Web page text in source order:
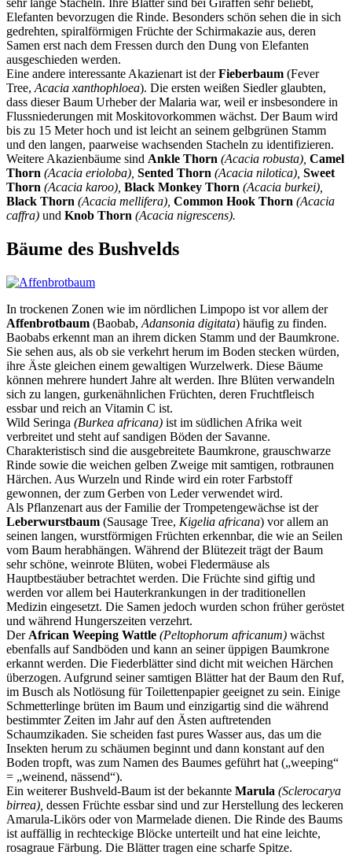
Elefanten bevorzugen die Rinde. Besonders schön sehen die in sich
gedrehten, spiralförmigen Früchte der Schirmakazie aus, deren
Samen erst nach dem Fressen durch den Dung von Elefanten
ausgeschieden werden.
Eine andere interessante Akazienart ist derFieberbaum (Fever
Tree, Acacia xanthophloea). Die ersten weißen Siedler glaubten,
dass dieser Baum Urheber der Malaria war, weil er insbesondere in
Flussniederungen mit Moskitovorkommen wächst. Der Baum wird
bis zu 15 Meter hoch und ist leicht an seinem gelbgrünen Stamm
und den langen, paarweise wachsenden Stacheln zu identifizieren.
Weitere Akazienbäume sind Ankle Thorn (Acacia robusta), Camel
Thorn (Acacia erioloba), Sented Thorn (Acacia nilotica), Sweet
Thorn (Acacia karoo), Black Monkey Thorn (Acacia burkei),
Black Thorn (Acacia mellifera), Common Hook Thorn (Acacia
caffra) und Knob Thorn (Acacia nigrescens).
Bäume des Bushvelds
In trockenen Zonen wie im nördlichen Limpopo ist vor allem der
Affenbrotbaum (Baobab, Adansonia digitata) häufig zu finden.
Baobabs erkennt man an ihrem dicken Stamm und der Baumkrone.
Sie sehen aus, als ob sie verkehrt herum im Boden stecken würden,
ihre Äste gleichen einem gewaltigen Wurzelwerk. Diese Bäume
können mehrere hundert Jahre alt werden. Ihre Blüten verwandeln
sich zu langen, gurkenähnlichen Früchten, deren Fruchtfleisch
essbar und reich an Vitamin C ist.
Wild Seringa (Burkea africana) ist im südlichen Afrika weit
verbreitet und steht auf sandigen Böden der Savanne.
Charakteristisch sind die ausgebreitete Baumkrone, grauschwarze
Rinde sowie die weichen gelben Zweige mit samtigen, rotbraunen
Härchen. Aus Wurzeln und Rinde wird ein roter Farbstoff
gewonnen, der zum Gerben von Leder verwendet wird.
Als Pflanzenart aus der Familie der Trompetengewächse ist der
Leberwurstbaum (Sausage Tree, Kigelia africana) vor allem an
seinen langen, wurstförmigen Früchten erkennbar, die wie an Seilen
vom Baum herabhängen. Während der Blütezeit trägt der Baum
sehr schöne, weinrote Blüten, wobei Fledermäuse als
Hauptbestäuber betrachtet werden. Die Früchte sind giftig und
werden vor allem bei Hauterkrankungen in der traditionellen
Medizin eingesetzt. Die Samen jedoch wurden schon früher geröstet
und während Hungerszeiten verzehrt.
Der African Weeping Wattle (Peltophorum africanum) wächst
ebenfalls auf Sandböden und kann an seiner üppigen Baumkrone
erkannt werden. Die Fiederblätter sind dicht mit weichen Härchen
überzogen. Aufgrund seiner samtigen Blätter hat der Baum den Ruf,
im Busch als Notlösung für Toilettenpapier geeignet zu sein. Einige
Schmetterlinge brüten im Baum und einzigartig sind die während
bestimmter Zeiten im Jahr auf den Ästen auftretenden
Schaumzikaden. Sie scheiden fast pures Wasser aus, das um die
Insekten herum zu schäumen beginnt und dann konstant auf den
Boden tropft, was zum Namen des Baumes geführt hat („weeping“
= „weinend, nässend“).
Ein weiterer Bushveld-Baum ist der bekannte Marula (Sclerocarya
birrea), dessen Früchte essbar sind und zur Herstellung des leckeren
Amarula-Likörs oder von Marmelade dienen. Die Rinde des Baums
ist auffällig in rechteckige Blöcke unterteilt und hat eine leichte,
rosagraue Färbung. Die Blätter tragen eine scharfe Spitze.